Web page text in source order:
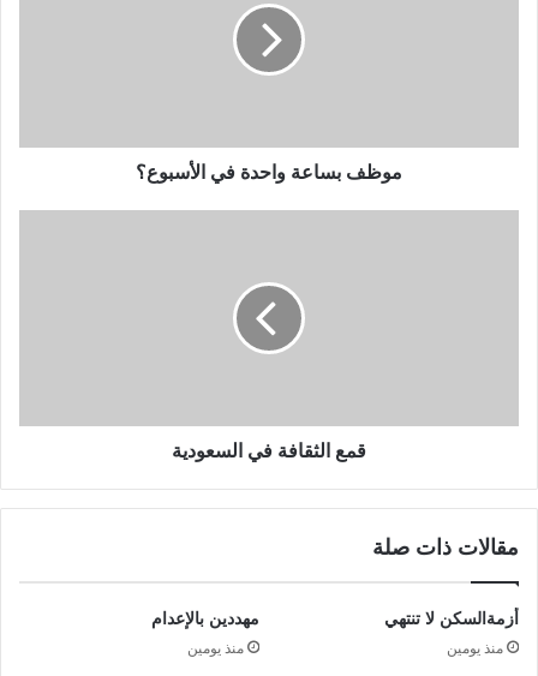
موظف بساعة واحدة في الأسبوع؟
قمع الثقافة في السعودية
مقالات ذات صلة
أزمةالسكن لا تنتهي
منذ يومين
مهددين بالإعدام
منذ يومين